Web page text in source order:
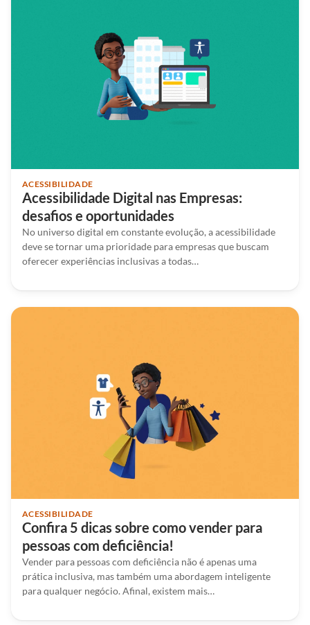
ACESSIBILIDADE
Acessibilidade Digital nas Empresas:
desafios e oportunidades
No universo digital em constante evolução, a acessibilidade
deve se tornar uma prioridade para empresas que buscam
oferecer experiências inclusivas a todas…
ACESSIBILIDADE
Confira 5 dicas sobre como vender para
pessoas com deficiência!
Vender para pessoas com deficiência não é apenas uma
prática inclusiva, mas também uma abordagem inteligente
para qualquer negócio. Afinal, existem mais…